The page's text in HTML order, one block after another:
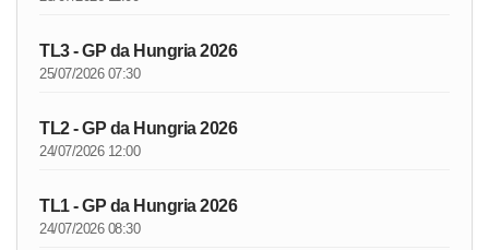
TL3 - GP da Hungria 2026
25/07/2026 07:30
TL2 - GP da Hungria 2026
24/07/2026 12:00
TL1 - GP da Hungria 2026
24/07/2026 08:30